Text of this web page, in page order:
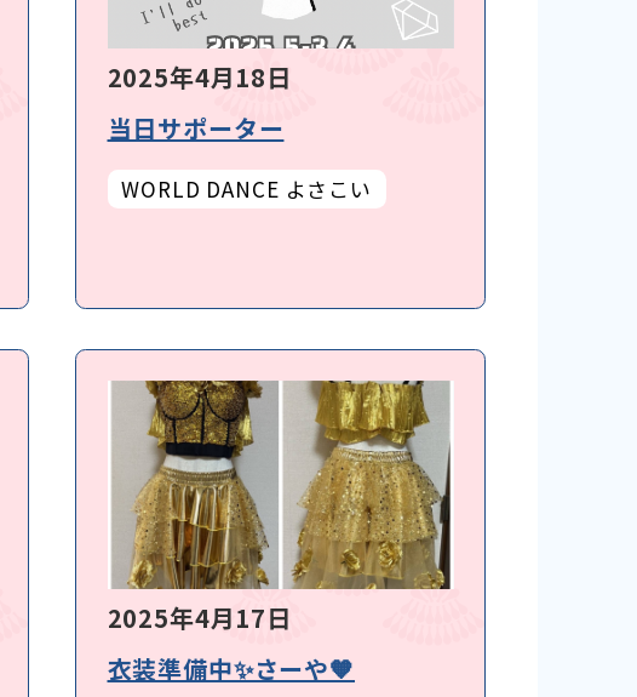
2025年4月18日
当日サポーター
WORLD DANCE よさこい
2025年4月17日
衣装準備中✨さーや🧡